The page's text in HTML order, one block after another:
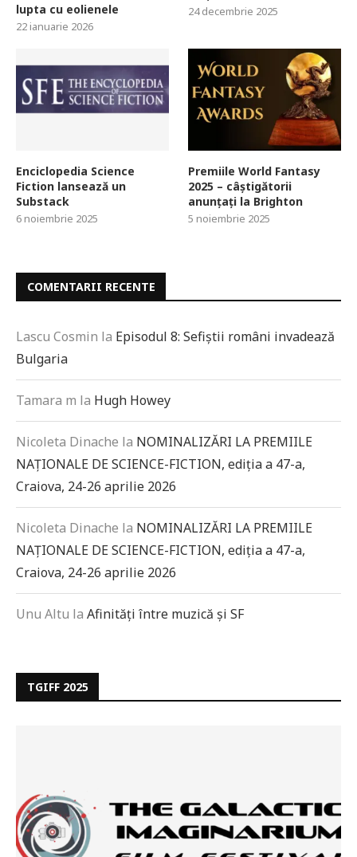
lupta cu eolienele
22 ianuarie 2026
24 decembrie 2025
Enciclopedia Science
Fiction lansează un
Substack
6 noiembrie 2025
Premiile World Fantasy
2025 – câștigătorii
anunțați la Brighton
5 noiembrie 2025
COMENTARII RECENTE
Lascu Cosmin la Episodul 8: Sefiștii români invadează
Bulgaria
Tamara m la Hugh Howey
Nicoleta Dinache la NOMINALIZĂRI LA PREMIILE
NAȚIONALE DE SCIENCE-FICTION, ediția a 47-a,
Craiova, 24-26 aprilie 2026
Nicoleta Dinache la NOMINALIZĂRI LA PREMIILE
NAȚIONALE DE SCIENCE-FICTION, ediția a 47-a,
Craiova, 24-26 aprilie 2026
Unu Altu la Afinități între muzică și SF
TGIFF 2025